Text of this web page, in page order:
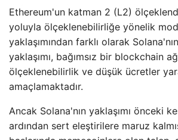
Ethereum'un katman 2 (L2)
yoluyla ölçeklenebilirliğe yönelik
yaklaşımından farklı olarak
yaklaşımı, bağımsız bir blockchain
ölçeklenebilirlik ve düşük ücretler
amaçlamaktadır.
Ancak Solana'nın yaklaşımı önceki
ardından sert eleştirilere maruz